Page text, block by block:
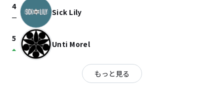
4
check_indeterminate_small Sick Lily
5
arrow_drop_up Unti Morel
もっと見る